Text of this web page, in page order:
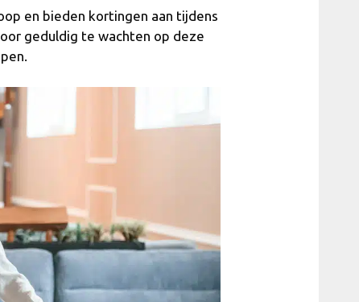
en bieden kortingen aan tijdens
geduldig te wachten op deze